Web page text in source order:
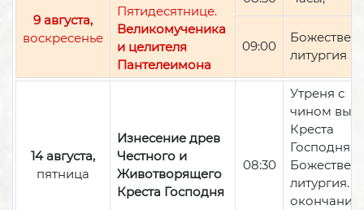
9 августа,
воскресенье
Пятидесятнице.
Великомученика
и целителя
Пантелеимона
09:00
литургия
14 августа,
пятница
Изнесение древ
Честного и
Животворящего
Креста Господня
08:30
Утреня с
чином
Креста
Господня,
литургия.
окончании